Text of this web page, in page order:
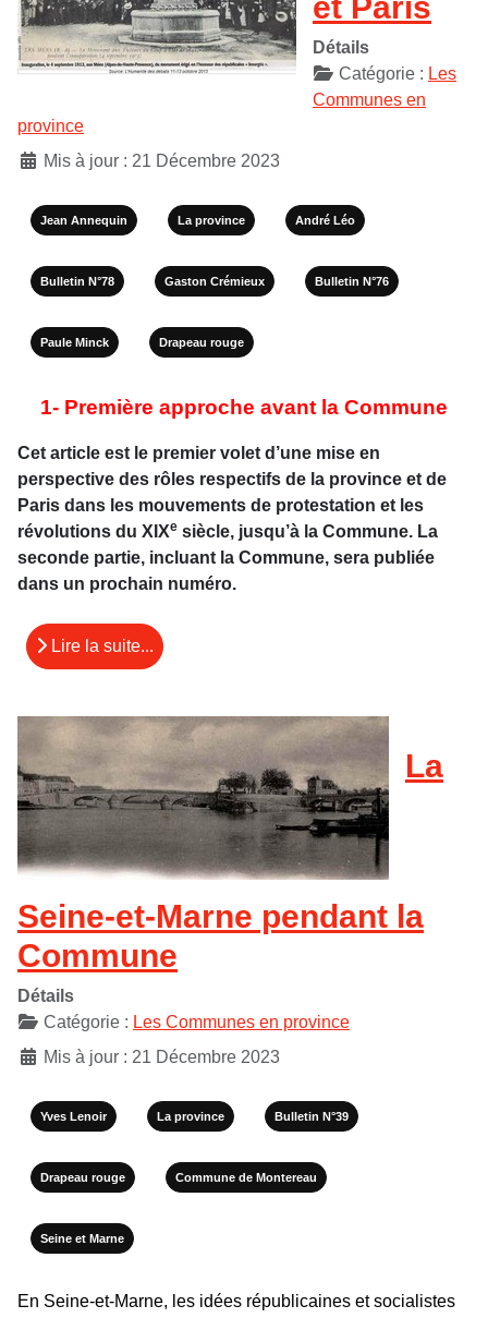
Détails
Catégorie : Les
Communes en
province
Mis à jour : 21 Décembre 2023
Jean Annequin La province André Léo
Bulletin N°78 Gaston Crémieux Bulletin N°76
Paule Minck Drapeau rouge
1- Première approche avant la Commune
Cet article est le premier volet d’une mise en
perspective des rôles respectifs de la province et de
Paris dans les mouvements de protestation et les
révolutions du XIXe siècle, jusqu’à la Commune. La
seconde partie, incluant la Commune, sera publiée
dans un prochain numéro.
Lire la suite...
La
Seine-et-Marne pendant la
Commune
Détails
Catégorie : Les Communes en province
Mis à jour : 21 Décembre 2023
Yves Lenoir La province Bulletin N°39
Drapeau rouge Commune de Montereau
Seine et Marne
En Seine-et-Marne, les idées républicaines et socialistes